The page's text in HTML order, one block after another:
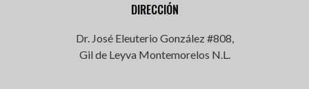
DIRECCIÓN
Dr. José Eleuterio González #808,
Gil de Leyva Montemorelos N.L.